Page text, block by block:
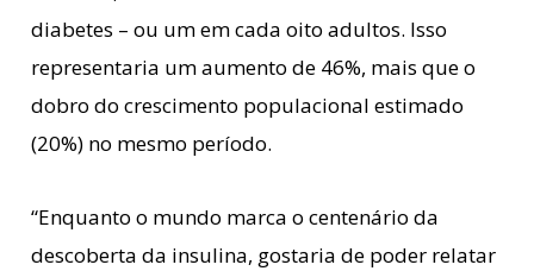
diabetes – ou um em cada oito adultos. Isso
representaria um aumento de 46%, mais que o
dobro do crescimento populacional estimado
(20%) no mesmo período.
“Enquanto o mundo marca o centenário da
descoberta da insulina, gostaria de poder relatar